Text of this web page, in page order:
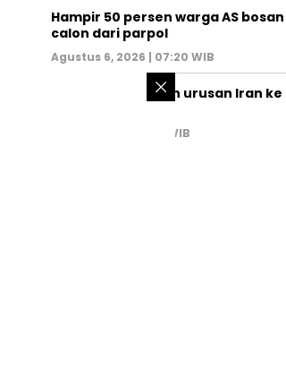
Hampir 50 persen warga AS bosan
calon dari parpol
Agustus 6, 2026 | 07:20 WIB
PM Israel serahkan urusan Iran ke
Juli 31, 2026 | 02:47 WIB